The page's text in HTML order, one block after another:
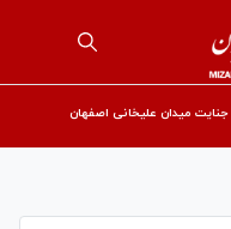
میدان علیخانی اصفهان